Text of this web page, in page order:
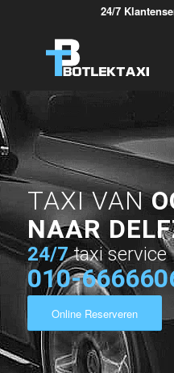
24/7
TAXI VAN
NAAR
24/7 taxi service
010-
Online Reserveren